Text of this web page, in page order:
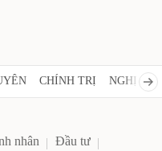
CHÍNH TRỊ NGHỊ
nhân
Đầu tư